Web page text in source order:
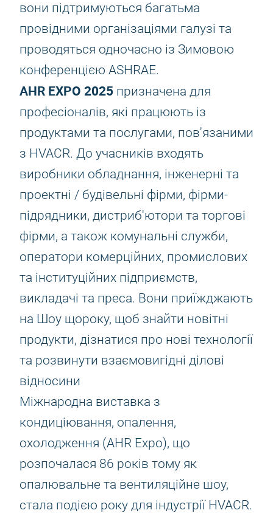
вони підтримуються багатьма
провідними організаціями галузі та
проводяться одночасно із Зимовою
конференцією ASHRAE.
AHR EXPO 2025 призначена для
професіоналів, які працюють із
продуктами та послугами, пов'язаними
з HVACR. До учасників входять
виробники обладнання, інженерні та
проектні / будівельні фірми, фірми-
підрядники, дистриб'ютори та торгові
фірми, а також комунальні служби,
оператори комерційних, промислових
та інституційних підприємств,
викладачі та преса. Вони приїжджають
на Шоу щороку, щоб знайти новітні
продукти, дізнатися про нові технології
та розвинути взаємовигідні ділові
відносини
Міжнародна виставка з
кондиціювання, опалення,
охолодження (AHR Expo), що
розпочалася 86 років тому як
опалювальне та вентиляційне шоу,
стала подією року для індустрії HVACR.